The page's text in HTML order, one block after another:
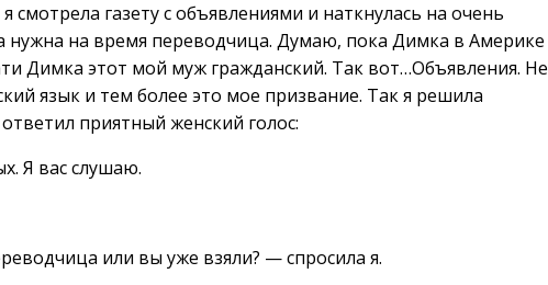
газету с объявлениями и наткнулась на очень
нужна на время переводчица. Думаю, пока Димка в Америке
Димка этот мой муж гражданский. Так вот…Объявления. Не
язык и тем более это мое призвание. Так я решила
приятный женский голос:
Я вас слушаю.
или вы уже взяли? — спросила я.